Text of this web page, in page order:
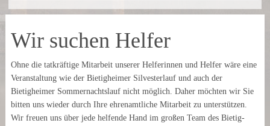
Wir suchen Helfer
Ohne die tatkräftige Mitarbeit unserer Helferinnen und Helfer wäre eine
Veranstaltung wie der Bietigheimer Silvesterlauf und auch der
Bietigheimer Sommer­nachts­lauf nicht möglich. Daher möchten wir Sie
bitten uns wieder durch Ihre ehren­amtliche Mitarbeit zu unter­stützen.
Wir freuen uns über jede helfende Hand im großen Team des Bietig­